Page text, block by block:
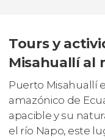
Tours y
Misahuallí al
Puerto Misahuallí
amazónico de
apacible y su
el río Napo, este